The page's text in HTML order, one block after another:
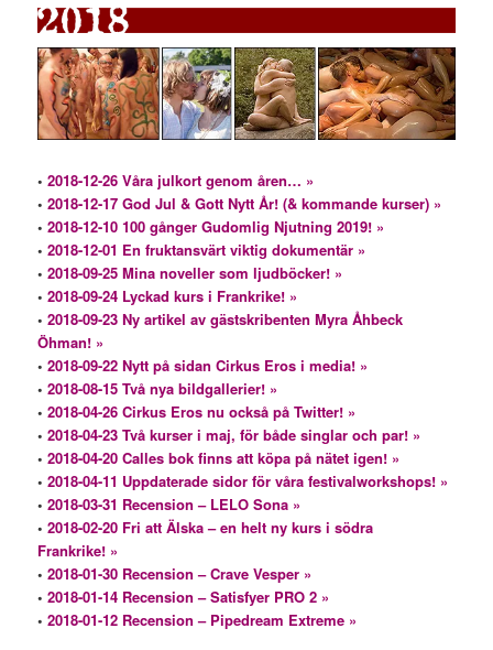
•2018-12-26 Våra julkort genom åren… »
•2018-12-17 God Jul & Gott Nytt År! (& kommande kurser) »
•2018-12-10 100 gånger Gudomlig Njutning 2019! »
•2018-12-01 En fruktansvärt viktig dokumentär »
•2018-09-25 Mina noveller som ljudböcker! »
•2018-09-24 Lyckad kurs i Frankrike! »
•2018-09-23 Ny artikel av gästskribenten Myra Åhbeck
Öhman! »
•2018-09-22 Nytt på sidan Cirkus Eros i media! »
•2018-08-15 Två nya bildgallerier! »
•2018-04-26 Cirkus Eros nu också på Twitter! »
•2018-04-23 Två kurser i maj, för både singlar och par! »
•2018-04-20 Calles bok finns att köpa på nätet igen! »
•2018-04-11 Uppdaterade sidor för våra festivalworkshops! »
•2018-03-31 Recension – LELO Sona »
• 2018-02-20 Fri att Älska – en helt ny kurs i södra
Frankrike! »
•2018-01-30 Recension – Crave Vesper »
•2018-01-14 Recension – Satisfyer PRO 2 »
•2018-01-12 Recension – Pipedream Extreme »